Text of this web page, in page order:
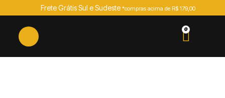
Frete Grátis Sul e Sudeste*compras acima de R$ 179,00
0